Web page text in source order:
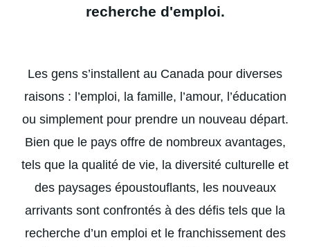
recherche d'emploi.
Les gens s’installent au Canada pour diverses
raisons : l’emploi, la famille, l’amour, l’éducation
ou simplement pour prendre un nouveau départ.
Bien que le pays offre de nombreux avantages,
tels que la qualité de vie, la diversité culturelle et
des paysages époustouflants, les nouveaux
arrivants sont confrontés à des défis tels que la
recherche d’un emploi et le franchissement des